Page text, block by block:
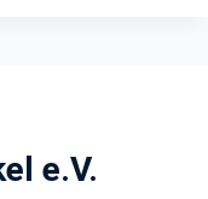
e.V.